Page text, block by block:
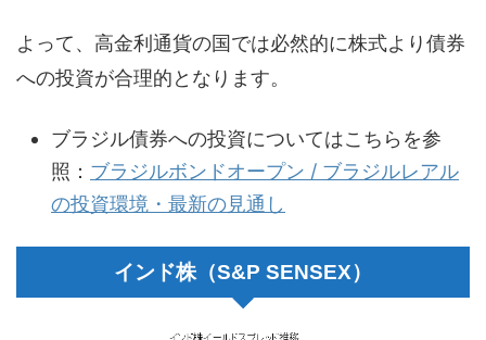
よって、高金利通貨の国では必然的に株式より債券
への投資が合理的となります。
ブラジル債券への投資についてはこちらを参
照： ブラジルボンドオープン / ブラジルレアル
の投資環境・最新の見通し
インド株（S&P SENSEX）